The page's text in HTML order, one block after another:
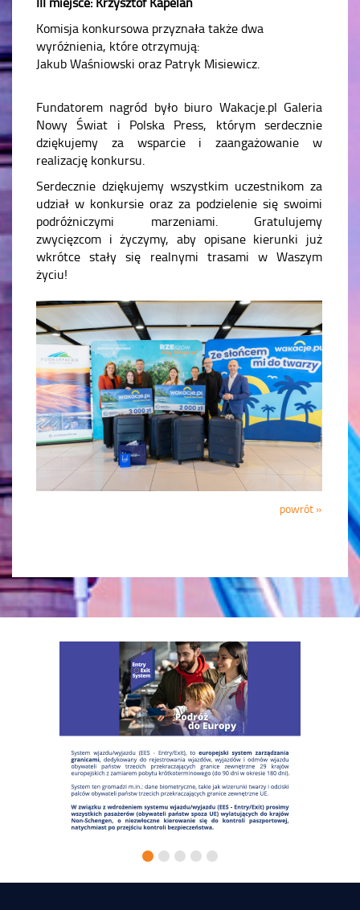
Komisja konkursowa przyznała także dwa
wyróżnienia, które otrzymują:
Jakub Waśniowski oraz Patryk Misiewicz.
Fundatorem nagród było biuro Wakacje.pl Galeria
Nowy Świat i Polska Press, którym serdecznie
dziękujemy za wsparcie i zaangażowanie w
realizację konkursu.
Serdecznie dziękujemy wszystkim uczestnikom za
udział w konkursie oraz za podzielenie się swoimi
podróżniczymi marzeniami. Gratulujemy
zwycięzcom i życzymy, aby opisane kierunki już
wkrótce stały się realnymi trasami w Waszym
życiu!
powrót »